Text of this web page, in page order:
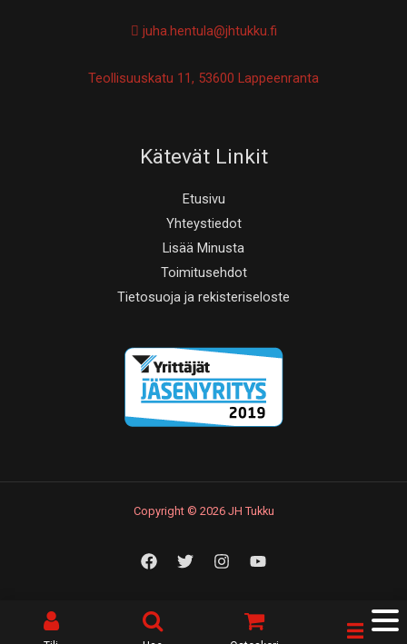
juha.hentula@jhtukku.fi
Teollisuuskatu 11, 53600 Lappeenranta
Kätevät Linkit
Etusivu
Yhteystiedot
Lisää Minusta
Toimitusehdot
Tietosuoja ja rekisteriseloste
Copyright © 2026 JH Tukku